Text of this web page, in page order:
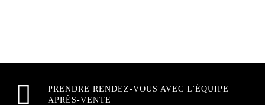
PRENDRE RENDEZ-VOUS AVEC L'ÉQUIPE
APRÈS-VENTE